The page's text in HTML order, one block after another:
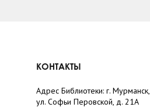
КОНТАКТЫ
Адрес Библиотеки: г. Мурманск,
ул. Софьи Перовской, д. 21А